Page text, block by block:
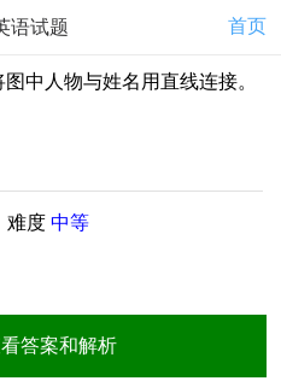
语试题 首页
中人物与姓名用直线连接。
难度 中等
答案和解析